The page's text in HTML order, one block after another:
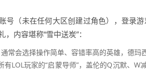
号（未在任何大区创建过角色），登录
内容堪称“雪中送炭”：
常会选择操作简单、容错率高的英雄，德玛
LOL玩家的“启蒙导师”，盖伦的Q沉默、W